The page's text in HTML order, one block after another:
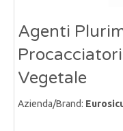
Agenti
Vegetale
Azienda/Brand: